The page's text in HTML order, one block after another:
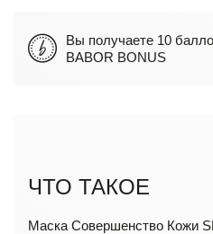
Вы получаете 10
BABOR BONUS
ЧТО ТАКОЕ
Маска Совершенство Кожи